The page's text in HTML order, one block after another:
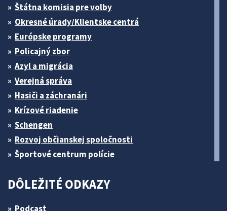
Štátna komisia pre volby
Okresné úrady/Klientske centrá
Európske programy
Policajný zbor
Azyl a migrácia
Verejná správa
Hasiči a záchranári
Krízové riadenie
Schengen
Rozvoj občianskej spoločnosti
Športové centrum polície
DÔLEŽITÉ ODKAZY
Podcast